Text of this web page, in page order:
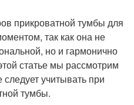
прикроватной тумбы для
так как она не
но и гармонично
статье мы рассмотрим
учитывать при
тумбы.